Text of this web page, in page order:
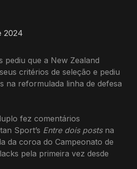
2024
pediu que a New Zealand
critérios de seleção e pediu
na reformulada linha de defesa
fez comentários
Sport’s Entre dois postsna
da coroa do Campeonato de
pela primeira vez desde